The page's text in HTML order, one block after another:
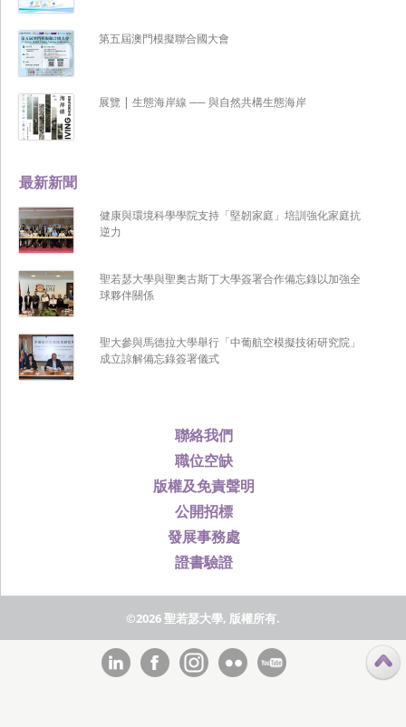
聯絡我們
職位空缺
版權及免責聲明
公開招標
發展事務處
證書驗證
最新新聞
健康與環境科學學院支持「堅韌家庭」培訓強化家庭抗
逆力
聖若瑟大學與聖奧古斯丁大學簽署合作備忘錄以加強全
球夥伴關係
聖大參與馬德拉大學舉行「中葡航空模擬技術研究院」
成立諒解備忘錄簽署儀式
第五屆澳門模擬聯合國大會
展覽 | 生態海岸線 ── 與自然共構生態海岸
©2026 聖若瑟大學, 版權所有.